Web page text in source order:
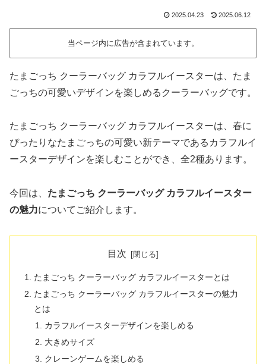
2025.04.23 2025.06.12
当ページ内に広告が含まれています。
たまごっち クーラーバッグ カラフルイースターは、たま
ごっちの可愛いデザインを楽しめるクーラーバッグです。
たまごっち クーラーバッグ カラフルイースターは、春に
ぴったりなたまごっちの可愛い新テーマであるカラフルイ
ースターデザインを楽しむことができ、全2種あります。
今回は、 たまごっち クーラーバッグ カラフルイースター
の魅力についてご紹介します。
目次
たまごっち クーラーバッグ カラフルイースターとは
たまごっち クーラーバッグ カラフルイースターの魅力
とは
カラフルイースターデザインを楽しめる
大きめサイズ
クレーンゲームを楽しめる